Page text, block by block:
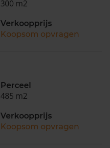
300 m2
Verkoopprijs
Koopsom opvragen
Perceel
485 m2
Verkoopprijs
Koopsom opvragen